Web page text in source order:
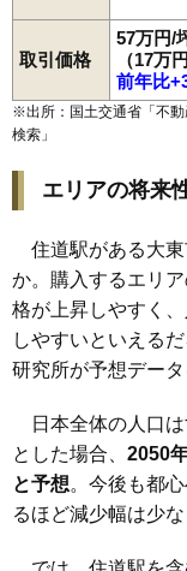
取引価格
57万円/
（17万
前年比
※出所：国土交通省「 不
検索 」
エリアの将来
住道駅がある大東
か。購入するエリ
格が上昇しやすく
しやすいといえる
研究所が予想デー
日本全体の人口は
とした場合、 2050
と予想。今後も都
るほど減少幅は少な